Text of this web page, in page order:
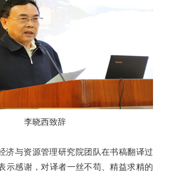
李晓西致辞
济与资源管理研究院团队在书稿翻译过
示感谢，对译者一丝不苟、精益求精的